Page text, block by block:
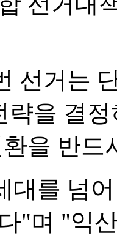
선거는
략을 결
을 반드
대를 넘
"며 "익